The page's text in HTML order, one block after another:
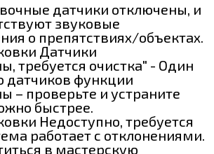
датчики отключены, и
звуковые
о препятствиях/объектах.
Датчики
требуется очистка" - Один
датчиков функции
– проверьте и устраните
быстрее.
Недоступно, требуется
работает с отклонениями.
в мастерскую